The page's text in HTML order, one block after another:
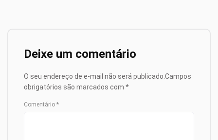
Deixe um comentário
O seu endereço de e-mail não será publicado. Campos
obrigatórios são marcados com *
Comentário *